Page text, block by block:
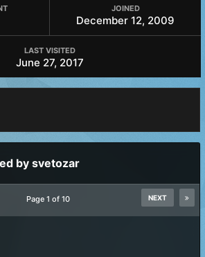
JOINED
December 12, 2009
LAST VISITED
June 27, 2017
by svetozar
NEXT
Page 1 of 10